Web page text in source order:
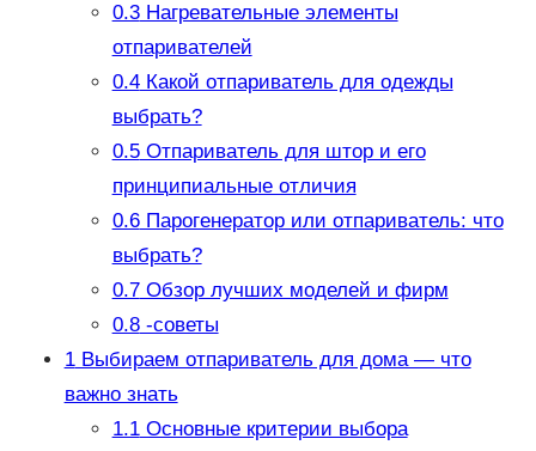
0.3Нагревательные элементы
отпаривателей
0.4Какой отпариватель для одежды
выбрать?
0.5Отпариватель для штор и его
принципиальные отличия
0.6Парогенератор или отпариватель: что
выбрать?
0.7Обзор лучших моделей и фирм
0.8-советы
1Выбираем отпариватель для дома — что
важно знать
1.1Основные критерии выбора